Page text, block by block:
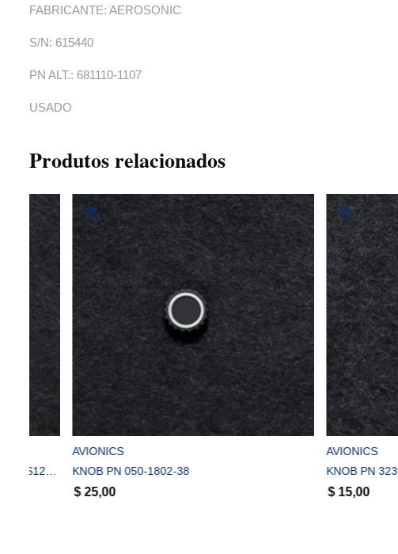
FABRICANTE: AEROSONIC
S/N: 615440
PN ALT.: 681110-1107
USADO
Produtos relacionados
COMPRAR
AVIONICS
KNOB PN 050-1802-38
AVIONICS
KNOB PN 32399-0002